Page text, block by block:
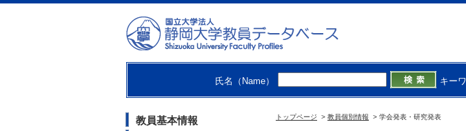
氏名（Name） キー
教員基本情報
トップページ > 教員個別情報 > 学会発表・研究発表